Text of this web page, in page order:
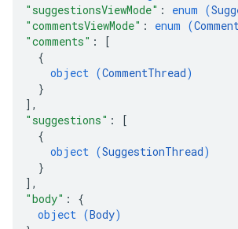
"suggestionsViewMode" : enum (
"commentsViewMode" : enum (
"comments" :
[
{
object (CommentThread)
}
] ,
"suggestions" :
[
{
object (SuggestionThread)
}
] ,
"body" : {
object (Body)